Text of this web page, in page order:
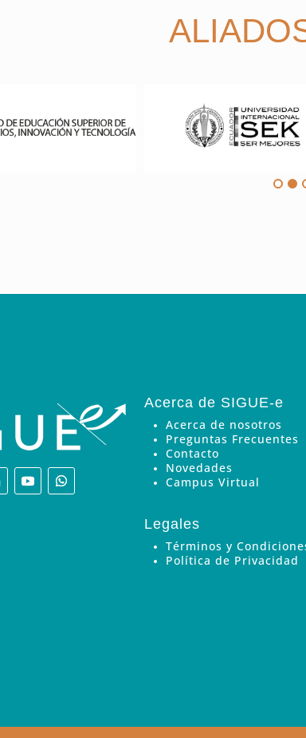
Acerca de SIGUE-e
Acerca de nosotros
Preguntas Frecuentes
Contacto
Novedades
Campus Virtual
Legales
Términos y
Política de Privacidad